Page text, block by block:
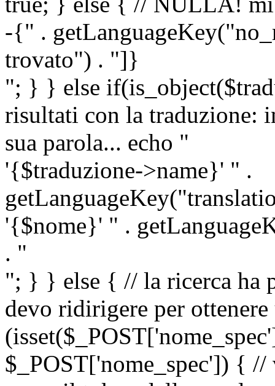
-{" .
trovato") . "]}
"; } } else
risultati con la traduzione:
sua parola... echo "
'{$traduzione->name}' " .
'{$nome}' " .
. "
"; } } else { // la ricerca ha
devo ridirigere per
$_POST['nome_spec']) {